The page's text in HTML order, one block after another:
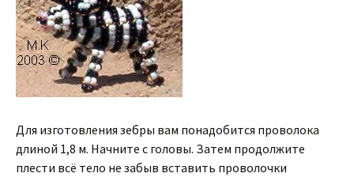
Для изготовления зебры вам понадобится проволока
длиной 1,8 м. Начните с головы. Затем продолжите
плести всё тело не забыв вставить проволочки